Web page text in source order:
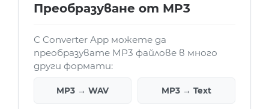
Преобразуване от MP3
С Converter App можете да
преобразувате MP3 файлове в много
други формати:
MP3 → WAV MP3 → Text